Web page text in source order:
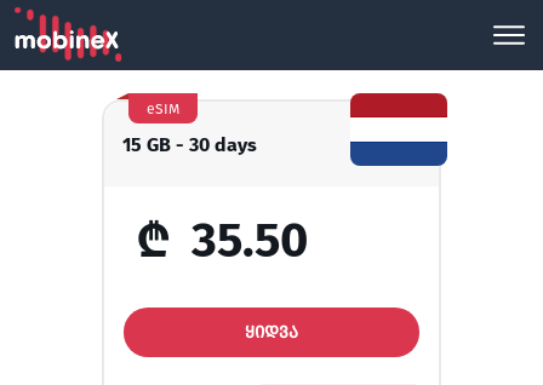
15 GB - 30 days
eSIM
₾ 35.50
ᲧᲘᲓᲕᲐ